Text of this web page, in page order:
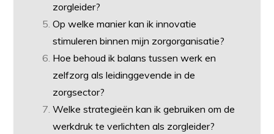
zorgleider?
Op welke manier kan ik innovatie
stimuleren binnen mijn zorgorganisatie?
Hoe behoud ik balans tussen werk en
zelfzorg als leidinggevende in de
zorgsector?
Welke strategieën kan ik gebruiken om de
werkdruk te verlichten als zorgleider?